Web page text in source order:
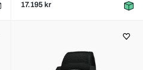
17.195 kr